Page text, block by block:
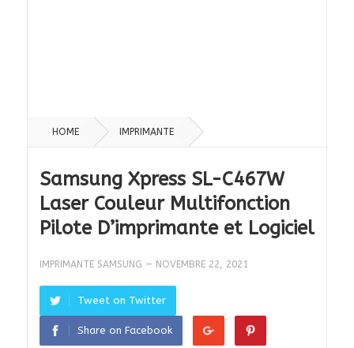
HOME IMPRIMANTE
Samsung Xpress SL-C467W
Laser Couleur Multifonction
Pilote D’imprimante et Logiciel
IMPRIMANTE SAMSUNG — NOVEMBRE 22, 2021
Tweet on Twitter
Share on Facebook